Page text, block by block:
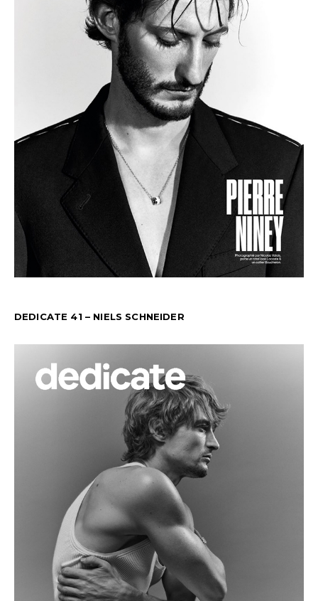
DEDICATE 41 – NIELS SCHNEIDER